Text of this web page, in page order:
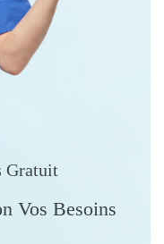
Gratuit
Vos Besoins